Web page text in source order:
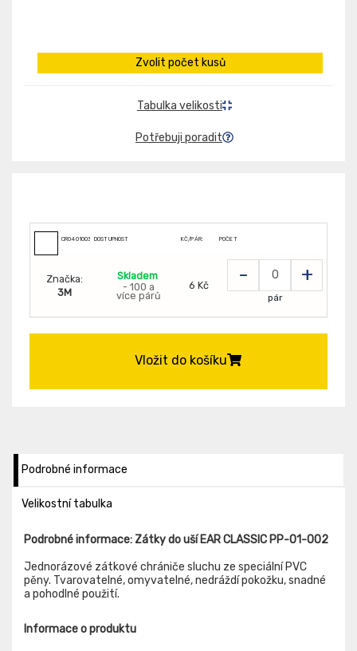
Zvolit počet kusů
Tabulka velikosti
Potřebuji poradit
CR0401003599999DOSTUPNOST KČ/PÁR: POČET
Značka:
3M
Skladem
- 100 a
více párů
6 Kč - +
pár
Vložit do košíku
Podrobné informace
Velikostní tabulka
Podrobné informace: Zátky do uší EAR CLASSIC PP-01-002
Jednorázové zátkové chrániče sluchu ze speciální PVC
pěny. Tvarovatelné, omyvatelné, nedráždí pokožku, snadné
a pohodlné použití.
Informace o produktu